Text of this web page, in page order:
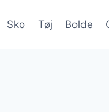
Sko Tøj Bolde